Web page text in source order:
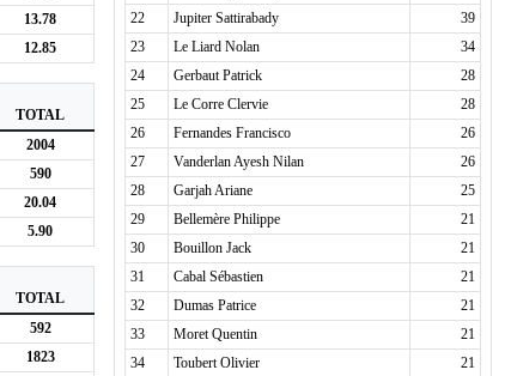
13.78
12.85
TOTAL
2004
590
20.04
5.90
TOTAL
592
1823
22
Jupiter Sattirabady
39
23
Le Liard Nolan
34
24
Gerbaut Patrick
28
25
Le Corre Clervie
28
26
Fernandes Francisco
26
27
Vanderlan Ayesh Nilan
26
28
Garjah Ariane
25
29
Bellemère Philippe
21
30
Bouillon Jack
21
31
Cabal Sébastien
21
32
Dumas Patrice
21
33
Moret Quentin
21
34
Toubert Olivier
21